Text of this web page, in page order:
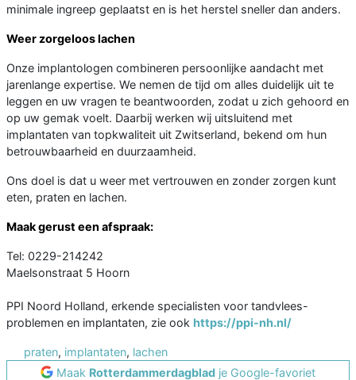
minimale ingreep geplaatst en is het herstel sneller dan anders.
Weer zorgeloos lachen
Onze implantologen combineren persoonlijke aandacht met
jarenlange expertise. We nemen de tijd om alles duidelijk uit te
leggen en uw vragen te beantwoorden, zodat u zich gehoord en
op uw gemak voelt. Daarbij werken wij uitsluitend met
implantaten van topkwaliteit uit Zwitserland, bekend om hun
betrouwbaarheid en duurzaamheid.
Ons doel is dat u weer met vertrouwen en zonder zorgen kunt
eten, praten en lachen.
Maak gerust een afspraak:
Tel: 0229-214242
Maelsonstraat 5 Hoorn
PPI Noord Holland, erkende specialisten voor tandvlees-
problemen en implantaten, zie ook https://ppi-nh.nl/
praten, implantaten, lachen
Maak Rotterdammerdagblad je Google-favoriet